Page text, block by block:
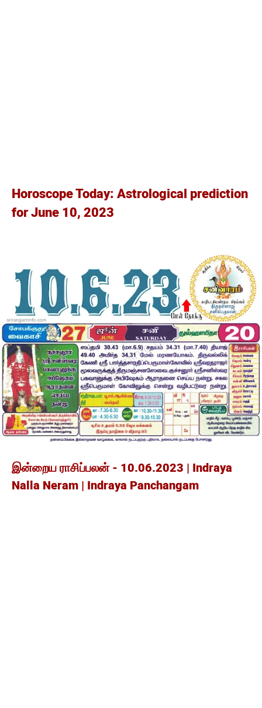
Horoscope Today: Astrological prediction
for June 10, 2023
இன்றைய ராசிப்பலன் - 10.06.2023 | Indraya
Nalla Neram | Indraya Panchangam